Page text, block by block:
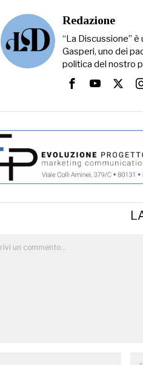
Redazione
“La Discussione”
Gasperi, uno dei
politica del nostro